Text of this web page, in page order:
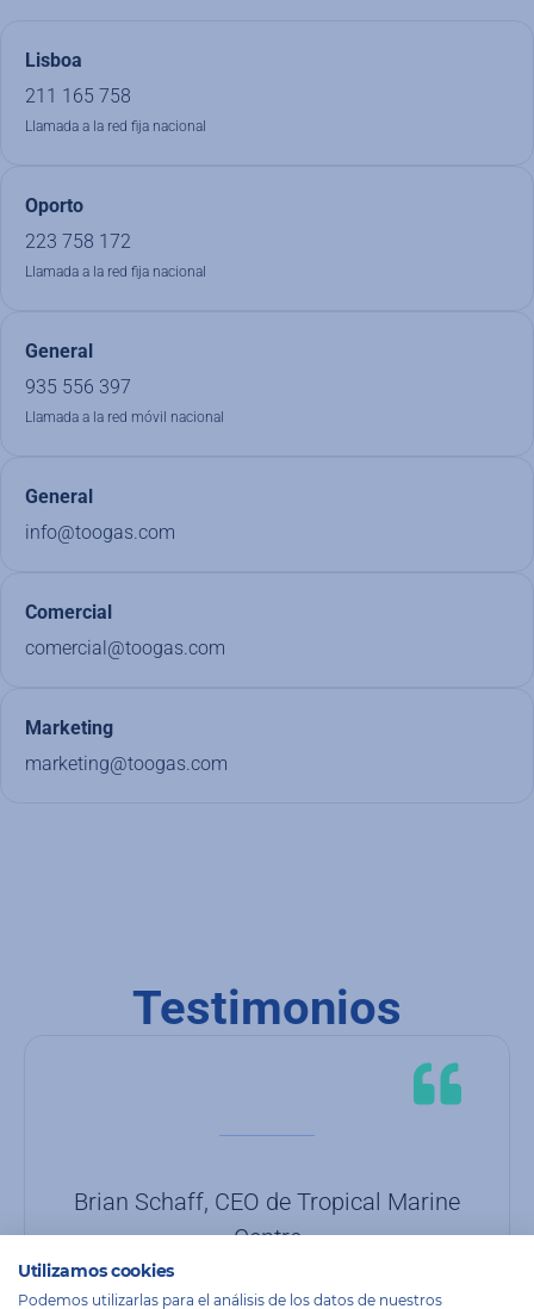
Lisboa
211 165 758
Llamada a la red fija nacional
Oporto
223 758 172
Llamada a la red fija nacional
General
935 556 397
Llamada a la red móvil nacional
General
info@toogas.com
Comercial
comercial@toogas.com
Marketing
marketing@toogas.com
Testimonios
Brian Schaff, CEO de Tropical Marine
Centre
Utilizamos cookies
Podemos utilizarlas para el análisis de los datos de nuestros